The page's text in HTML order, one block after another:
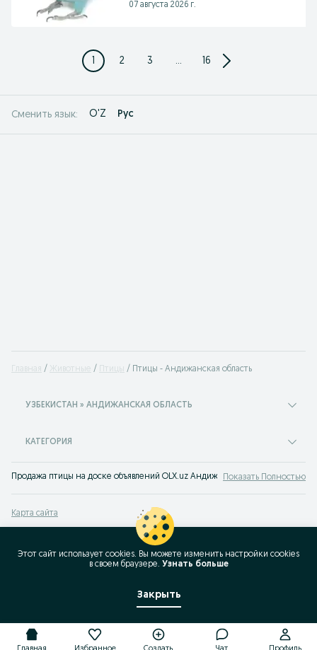
07 августа 2026 г.
1 2 3 ... 16
Сменить язык: O'Z Рус
Главная Животные Птицы Птицы - Андижанская область
УЗБЕКИСТАН » АНДИЖАНСКАЯ ОБЛАСТЬ
КАТЕГОРИЯ
Продажа птицы на доске объявлений OLX.uz Андижанская область .
Показать Полностью
Карта сайта
Карта бизнес-страницы
Популярные запросы
Этот сайт использует cookies. Вы можете изменить настройки cookies
в своeм браузере. Узнать больше
Закрыть